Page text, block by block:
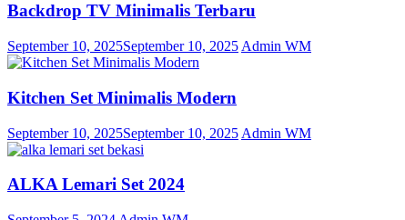
Backdrop TV Minimalis Terbaru
September 10, 2025September 10, 2025 Admin WM
Kitchen Set Minimalis Modern
September 10, 2025September 10, 2025 Admin WM
ALKA Lemari Set 2024